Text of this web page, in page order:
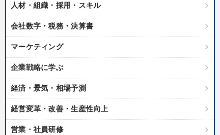
人材・組織・採用・スキル
会社数字・税務・決算書
マーケティング
企業戦略に学ぶ
経済・景気・相場予測
経営変革・改善・生産性向上
営業・社員研修